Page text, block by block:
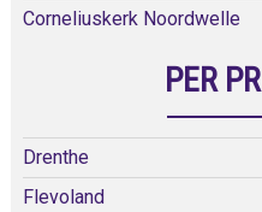
Corneliuskerk Noordwelle
PER
Drenthe
Flevoland